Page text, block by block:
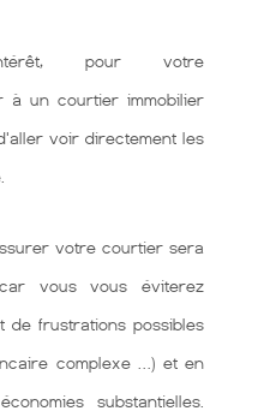
pour votre
à un courtier immobilier
voir directement les
votre courtier sera
vous vous éviterez
de frustrations possibles
complexe …) et en
substantielles.